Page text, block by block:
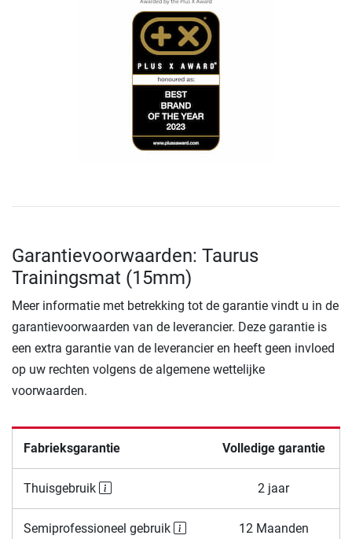
Garantievoorwaarden: Taurus
Trainingsmat (15mm)
Meer informatie met betrekking tot de garantie vindt u in de
garantievoorwaarden van de leverancier. Deze garantie is
een extra garantie van de leverancier en heeft geen invloed
op uw rechten volgens de algemene wettelijke
voorwaarden.
Fabrieksgarantie Volledige garantie
Thuisgebruik 2 jaar
Semiprofessioneel gebruik 12 Maanden